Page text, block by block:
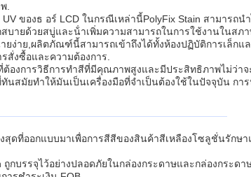
.
ของธ อร์ LCD ในกรณีเหล่านี้PolyFix Stain สามารถ
บายด้วยสบู่และน้ําเพิ่มความสามารถในการใช้งานในส
ยง่าย,ผลิตภัณฑ์นี้สามารถเข้าถึงได้ทั้งห้องปฏิบัติการเล็ก
สั่งซื้อและความต้องการ.
งการวิธีการทําสีที่มีคุณภาพสูงและมีประสิทธิภาพไม่ว่า
นสมัยทําให้มันเป็นเครื่องมือที่จําเป็นต้องใช้ในปัจจุบัน กา
งสุดที่ออกแบบมาเพื่อการสีสีของสินค้าสีเหลืองโซลูชั่นรัก
บรรจุไว้อย่างปลอดภัยในกล่องกระดาษและกล่องกระดา